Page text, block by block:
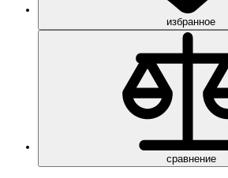
избранное
сравнение